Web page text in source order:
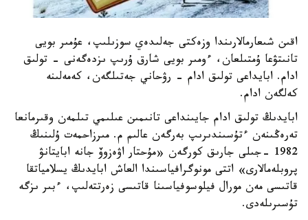
اقىن شىعارمالارىندا وزەكتى جەلىدەي سوزىلىپ، عۇمىر بويى
تانىتۋعا ۇمتىلعان، ءومىر بويى شارق ۇرىپ ىزدەگەنى - تولىق
ادام. ابايداعى تولىق ادام - رۋحاني جەتىلگەن، كەمەلىنە
كەلگەن ادام.
ابايدىڭ تولىق ادام جايىنداعى تانىمىن عىلىمي تىلمەن وقىرمانعا
تەرەڭىنەن ءتۇسىندىرىپ بەرگەن عالىم م. مىرزاحمەت ۇلىنىڭ
1982 -جىلى جارىق كورگەن «مۇحتار اۋەزوۆ جانە ابايتانۋ
پروبلەمالارى» اتتى مونوگرافياسىندا العاش ابايدىڭ يسلامياتقا
قاتىسى مەن مورال فيلوسوفياسىنا قاتىسى زەرتتەلىپ، ءبىر ىزگە
تۇسىرىلەدى.